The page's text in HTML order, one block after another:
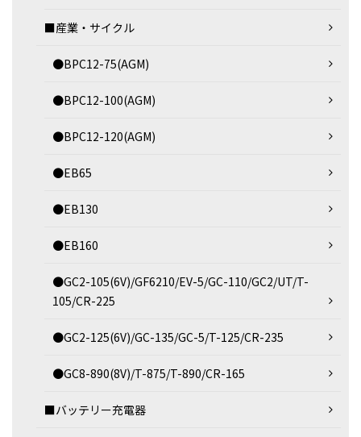
■産業・サイクル
●BPC12-75(AGM)
●BPC12-100(AGM)
●BPC12-120(AGM)
●EB65
●EB130
●EB160
●GC2-105(6V)/GF6210/EV-5/GC-110/GC2/UT/T-
105/CR-225
●GC2-125(6V)/GC-135/GC-5/T-125/CR-235
●GC8-890(8V)/T-875/T-890/CR-165
■バッテリー充電器